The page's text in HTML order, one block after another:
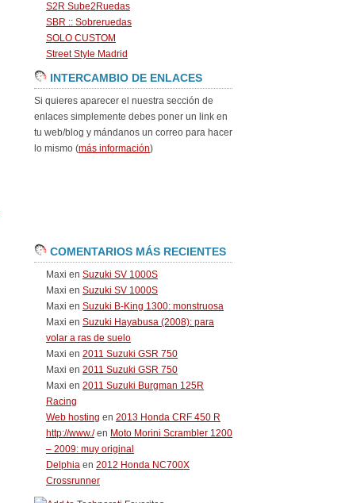
S2R Sube2Ruedas
SBR :: Sobreruedas
SOLO CUSTOM
Street Style Madrid
INTERCAMBIO DE ENLACES
Si quieres aparecer el nuestra sección de
enlaces simplemente debes poner un link en
tu web/blog y mándanos un correo para hacer
lo mismo (más información)
COMENTARIOS MÁS RECIENTES
Maxi en Suzuki SV 1000S
Maxi en Suzuki SV 1000S
Maxi en Suzuki B-King 1300: monstruosa
Maxi en Suzuki Hayabusa (2008): para
volar a ras de suelo
Maxi en 2011 Suzuki GSR 750
Maxi en 2011 Suzuki GSR 750
Maxi en 2011 Suzuki Burgman 125R
Racing
Web hosting en 2013 Honda CRF 450 R
http://www./en Moto Morini Scrambler 1200
– 2009: muy original
Delphia en 2012 Honda NC700X
Crossrunner